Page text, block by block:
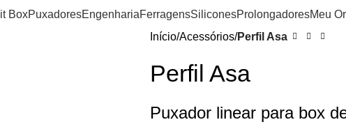
BoxPuxadoresEngenhariaFerragensSiliconesProlongadoresMeu
Início Acessórios Perfil Asa
Perfil Asa
Puxador linear para box